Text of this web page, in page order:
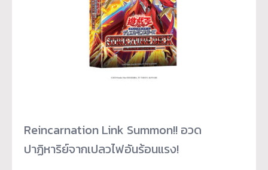
Reincarnation Link Summon!! อวด
ปาฏิหาริย์จากเปลวไฟอันร้อนแรง!